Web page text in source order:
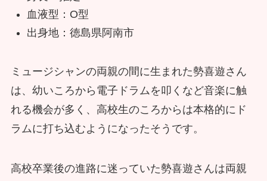
血液型：O型
出身地：徳島県阿南市
ミュージシャンの両親の間に生まれた勢喜遊さん
は、幼いころから電子ドラムを叩くなど音楽に触
れる機会が多く、高校生のころからは本格的にド
ラムに打ち込むようになったそうです。
高校卒業後の進路に迷っていた勢喜遊さんは両親